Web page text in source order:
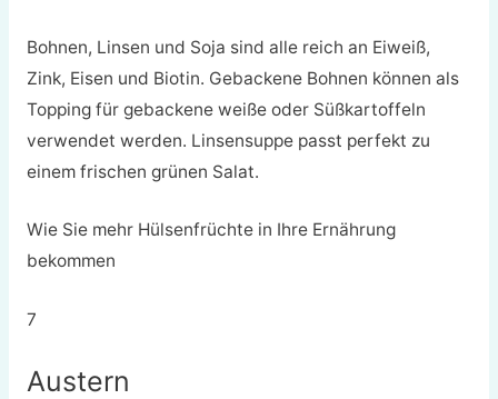
Bohnen, Linsen und Soja sind alle reich an Eiweiß,
Zink, Eisen und Biotin. Gebackene Bohnen können als
Topping für gebackene weiße oder Süßkartoffeln
verwendet werden. Linsensuppe passt perfekt zu
einem frischen grünen Salat.
Wie Sie mehr Hülsenfrüchte in Ihre Ernährung
bekommen
7
Austern